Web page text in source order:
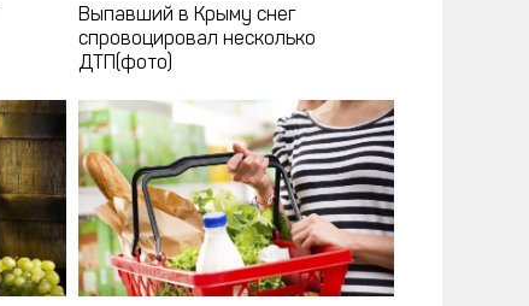
Выпавший в Крыму снег
спровоцировал несколько
ДТП(фото)